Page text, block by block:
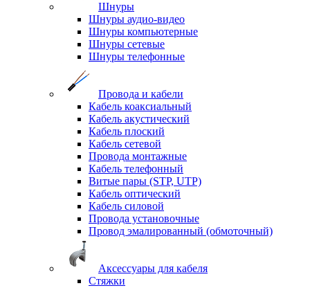
Шнуры
Шнуры аудио-видео
Шнуры компьютерные
Шнуры сетевые
Шнуры телефонные
Провода и кабели
Кабель коаксиальный
Кабель акустический
Кабель плоский
Кабель сетевой
Провода монтажные
Кабель телефонный
Витые пары (STP, UTP)
Кабель оптический
Кабель силовой
Провода установочные
Провод эмалированный (обмоточный)
Аксессуары для кабеля
Стяжки